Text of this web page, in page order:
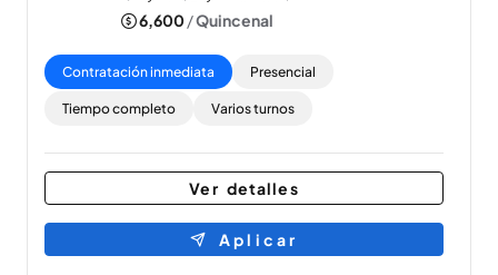
6,600/Quincenal
Contratación inmediata Presencial
Tiempo completo Varios turnos
Ver detalles
Aplicar